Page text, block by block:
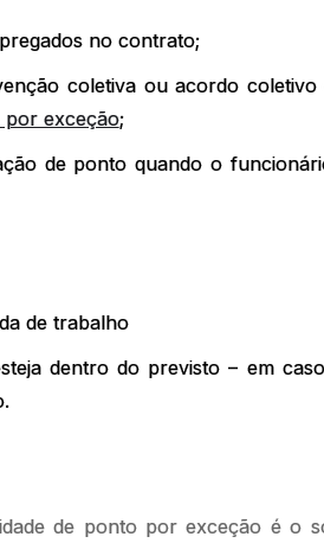
no contrato;
coletiva ou acordo
por exceção;
de ponto quando o
de trabalho
dentro do previsto – em
de ponto por exceção é o